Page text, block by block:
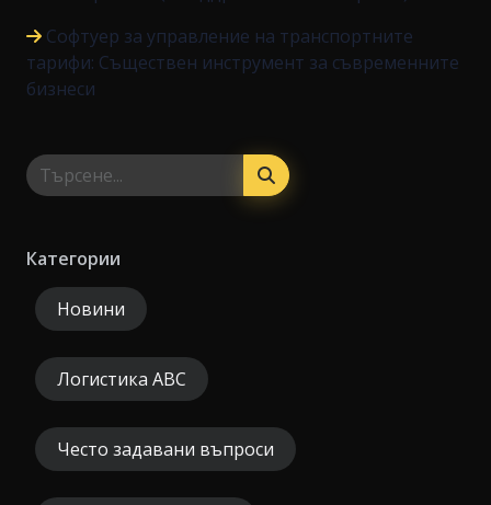
Софтуер за управление на транспортните
тарифи: Съществен инструмент за съвременните
бизнеси
Категории
Новини
Логистика ABC
Често задавани въпроси